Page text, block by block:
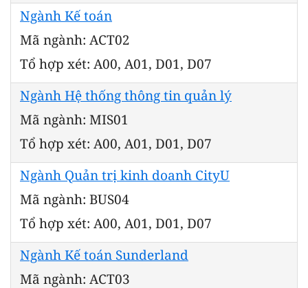
Ngành Kế toán
Mã ngành: ACT02
Tổ hợp xét: A00, A01, D01, D07
Ngành Hệ thống thông tin quản lý
Mã ngành: MIS01
Tổ hợp xét: A00, A01, D01, D07
Ngành Quản trị kinh doanh CityU
Mã ngành: BUS04
Tổ hợp xét: A00, A01, D01, D07
Ngành Kế toán Sunderland
Mã ngành: ACT03